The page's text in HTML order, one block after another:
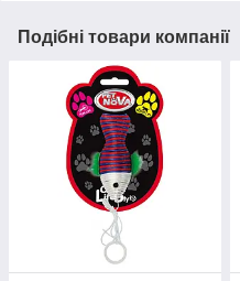
Подібні товари компанії